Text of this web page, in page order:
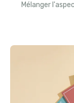
Mélanger